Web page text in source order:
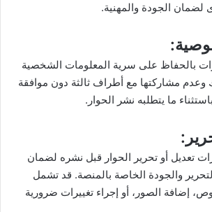
لضمان الجودة والمهنية.
بالحفاظ على سرية المعلومات الشخصية
مشاركتها مع أطراف ثالثة دون موافقة
ما يتطلبه نشر الحوار.
تعديل أو تحرير الحوار قبل نشره لضمان
والجودة الخاصة بالمنصة. قد تشمل
إضافة الصور، أو إجراء تغييرات ضرورية